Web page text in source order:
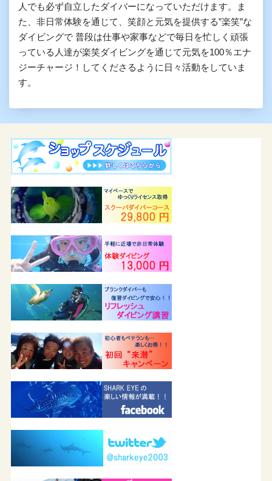
人でも必ず自立したダイバーになっていただけます。ま
た、非日常体験を通じて、笑顔と元気を提供する”楽笑”な
ダイビングで 普段は仕事や家事などで毎日を忙しく頑張
っている人達が楽笑ダイビングを通じて元気を100％エナ
ジーチャージ！してくださるように日々活動をしていま
す。